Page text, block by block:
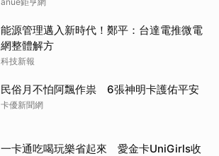
能源管理邁入新時代！鄭平：台達電推微電
網整體解方
科技新報
民俗月不怕阿飄作祟 6張神明卡護佑平安
卡優新聞網
一卡通吃喝玩樂省起來 愛金卡UniGirls收